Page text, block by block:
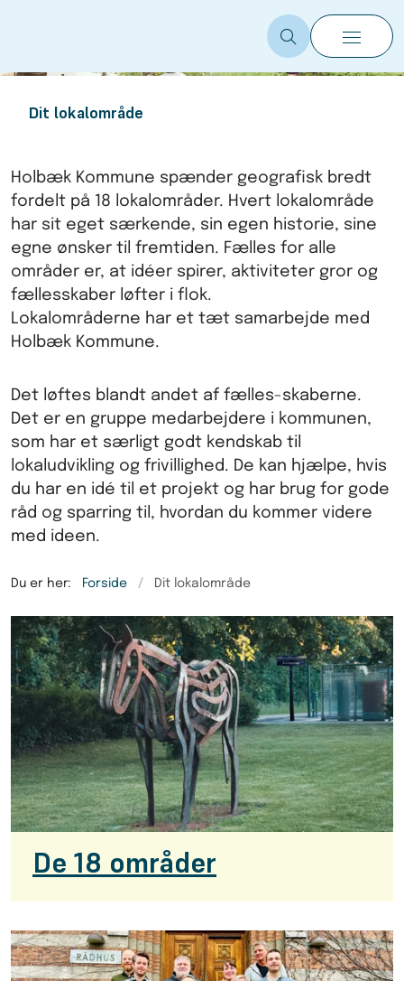
Dit lokalområde
Holbæk Kommune spænder geografisk bredt
fordelt på 18 lokalområder. Hvert lokalområde
har sit eget særkende, sin egen historie, sine
egne ønsker til fremtiden. Fælles for alle
områder er, at idéer spirer, aktiviteter gror og
fællesskaber løfter i flok.
Lokalområderne har et tæt samarbejde med
Holbæk Kommune.
Det løftes blandt andet af fælles-skaberne.
Det er en gruppe medarbejdere i kommunen,
som har et særligt godt kendskab til
lokaludvikling og frivillighed. De kan hjælpe, hvis
du har en idé til et projekt og har brug for gode
råd og sparring til, hvordan du kommer videre
med ideen.
Du er her: Forside Dit lokalområde
De 18 områder